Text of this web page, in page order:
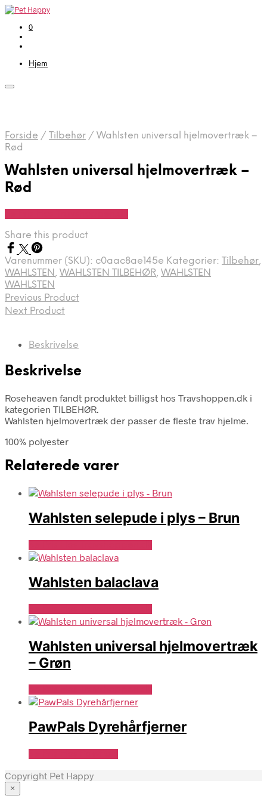
0
Hjem
Forside / Tilbehør / Wahlsten universal hjelmovertræk –
Rød
Wahlsten universal hjelmovertræk –
Rød
Share this product
Varenummer (SKU): c0aac8ae145e Kategorier: Tilbehør,
WAHLSTEN, WAHLSTEN TILBEHØR, WAHLSTEN
WAHLSTEN
Previous Product
Next Product
Beskrivelse
Beskrivelse
Roseheaven fandt produktet billigst hos Travshoppen.dk i
kategorien TILBEHØR.
Wahlsten hjelmovertræk der passer de fleste trav hjelme.
100% polyester
Relaterede varer
Wahlsten selepude i plys – Brun
Wahlsten balaclava
Wahlsten universal hjelmovertræk
– Grøn
PawPals Dyrehårfjerner
Copyright Pet Happy
×